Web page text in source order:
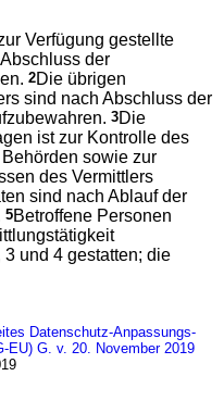
Verfügung gestellte
der
2Die übrigen
sind nach Abschluss der
3Die
ist zur Kontrolle des
sowie zur
des Vermittlers
sind nach Ablauf der
5Betroffene Personen
und 4 gestatten; die
Datenschutz-Anpassungs-
EU) G. v. 20. November 2019